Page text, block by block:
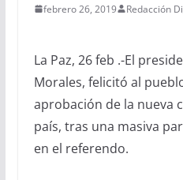
febrero 26, 2019 Redacción
La Paz, 26 feb .-El
Morales, felicitó al
aprobación de la nueva
país, tras una masiva
en el referendo.